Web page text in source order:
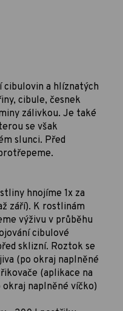
cibulovin a hlíznatých
cibule, česnek
zálivkou. Je také
se však
slunci. Před
hnojíme 1x za
září). K rostlinám
výživu v průběhu
cibulové
sklizní. Roztok se
(po okraj naplněné
(aplikace na
naplněné víčko)